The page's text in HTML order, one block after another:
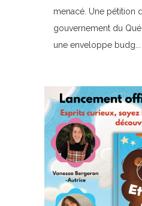
menacé. Une pétition
gouvernement du
une enveloppe budg...